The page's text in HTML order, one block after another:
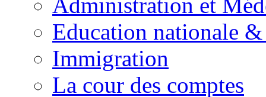
Education nationale
Immigration
La cour des comptes